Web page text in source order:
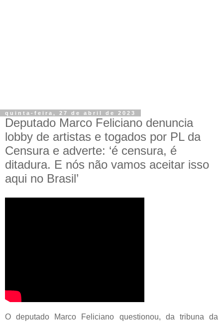
quinta-feira, 27 de abril de 2023
Deputado Marco Feliciano denuncia
lobby de artistas e togados por PL da
Censura e adverte: ‘é censura, é
ditadura. E nós não vamos aceitar isso
aqui no Brasil’
O deputado Marco Feliciano questionou, da tribuna da